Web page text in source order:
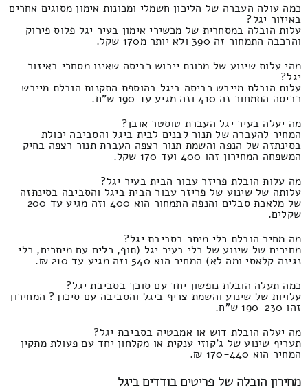
כמה עולה העברה של הליכון חשמלי ומכונות אימון מסוגים אחרים
באיזור יגל?
עלות הובלה במסחרית של מכשירי אימון בעיר יגל פלוס פירוק
והרכבה התמחור זה 390 ולא יותר מ170 שקל.
מהי עלות שינוע של מכונת ייבוש כביסה שאינו מסחרי באיזור
יגל?
עלות הובלת מייבש כביסה ביגל בהוספת התקנות הובלת מייבש
כביסה התמחור זה 410 וזה מגיע עד 190 ש"ח.
מה יעלה בעיר יגל העברת טוסטר אובן?
המחיר להעברה של תנור לבנים לבית ביגל והסביבה יכולת
בסינתזה של הנפה והשמת תנור רצפה העברת תנור רצפה בחיק
המשפחה המחירון זהו 400 ועד 170 שקל.
מה עלות הובלת פריזר עבור הבית בעיר יגל?
עלותה של שינוע של פריזר עבור הבית ביגל והסביבה בסינתזה
של מלאכת סבלים והנפה התמחור הוא 400 וזה מגיע עד 200
שקלים.
מה מחיר הובלת כלי מיתר בסביבת יגל?
מחירים של שינוע של כלי בעיר יגל (תוף, כלים עם מיתרים, כלי
נגינה קלאסי ומה לא) המחיר הוא 540 וזה מגיע עד 210 ₪.
כמה תעלה הובלת נופשון יחד עם סוכך בסביבת יגל?
עלויות של שינוע והשמת צריף ביגל והסביבה עם סיכוך? המחירון
זהו 190-230 ש"ח.
מה יעלה הובלת דוש או אמבטיה בסביבת יגל?
תעריף שינוע של ג'קוזי ענקית או מקלחון יחד עם פעולת מתקין
המחיר הוא 170-440 ₪.
מחירון הובלה של פריטים בודדים ביגל